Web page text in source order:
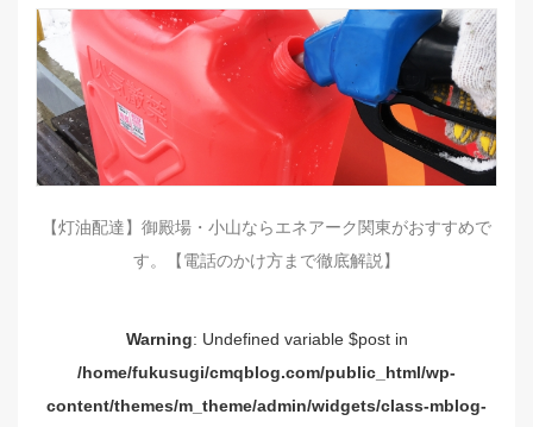
【灯油配達】御殿場・小山ならエネアーク関東がおすすめで
す。【電話のかけ方まで徹底解説】
Warning: Undefined variable $post in
/home/fukusugi/cmqblog.com/public_html/wp-
content/themes/m_theme/admin/widgets/class-mblog-